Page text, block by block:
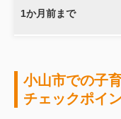
1か月前まで
小山市での子
チェックポイ